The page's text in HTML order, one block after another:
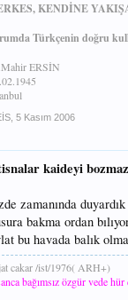
KENDİNE
Türkçenin doğru
ERSİN
5 Kasım 2006
kaideyi bozmaz
zamanında
bakma ordan
bu havada balık
cakar /ist/1976( ARH+)
bağımsız özgür vede